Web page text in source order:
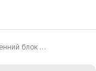
Канальный внутренний блок VRF Mitsubishi Electric PEFY-P15VMS1-E